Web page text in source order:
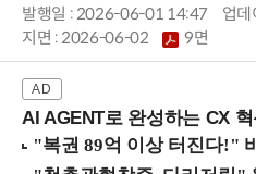
발행일 : 2026-06-01 14:47
업
지면 :2026-06-02 9면
AI AGENT로 완성하는 CX